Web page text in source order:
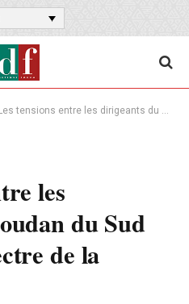
Les tensions entre les dirigeants du Soudan du Sud évoquent le spectre de la guerre civile
les
du Sud
de la